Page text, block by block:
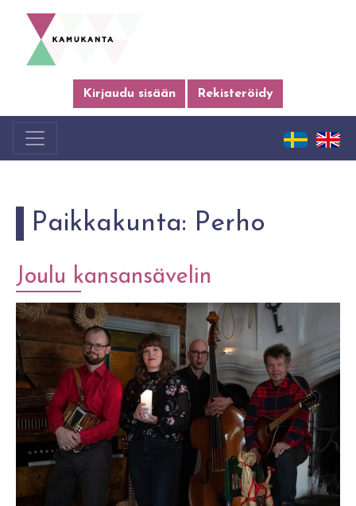
Kirjaudu sisään Rekisteröidy
Paikkakunta: Perho
Joulu kansansävelin